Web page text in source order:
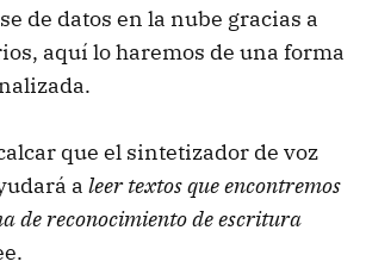
de datos en la nube gracias a
aquí lo haremos de una forma
que el sintetizador de voz
a leer textos que encontremos
de reconocimiento de escritura